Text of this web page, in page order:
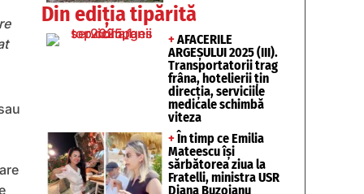
Din ediția tipărită
+ AFACERILE
ARGEȘULUI 2025 (III).
Transportatorii trag
frâna, hotelierii țin
direcția, serviciile
medicale schimbă
viteza
+ În timp ce Emilia
Mateescu își
sărbătorea ziua la
Fratelli, ministra USR
Diana Buzoianu